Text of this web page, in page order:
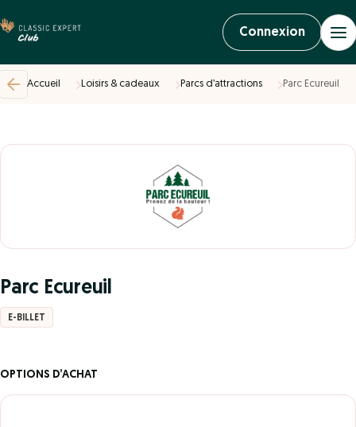
Connexion
Accueil Loisirs & cadeaux Parcs d’attractions Parc Ecureuil
Parc Ecureuil
E-BILLET
OPTIONS D’ACHAT